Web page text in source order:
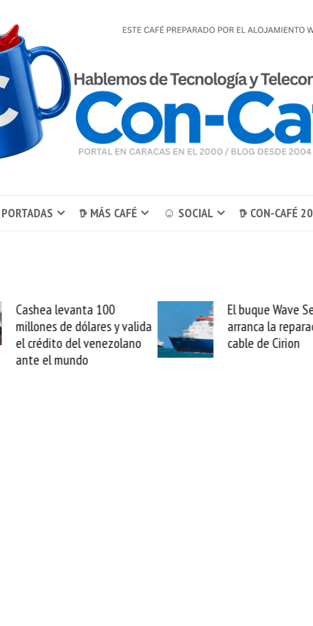
𖠚 MÁS CAFÉ ☺ SOCIAL 𖠚 CON-CAFÉ
El buque Wave Sentinel
arranca la reparación del
cable de Cirion
Uber se lleva
sabemos todo lo
mejorar
esta movida